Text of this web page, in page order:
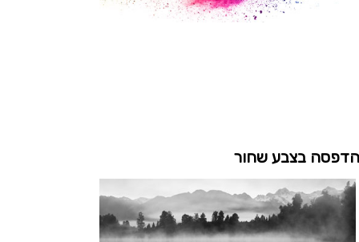
הדפסה בצבע שחור